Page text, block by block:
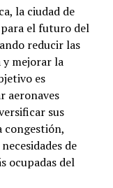
la ciudad de
el futuro del
reducir las
y mejorar la
es
aeronaves
sus
congestión,
de
ocupadas del